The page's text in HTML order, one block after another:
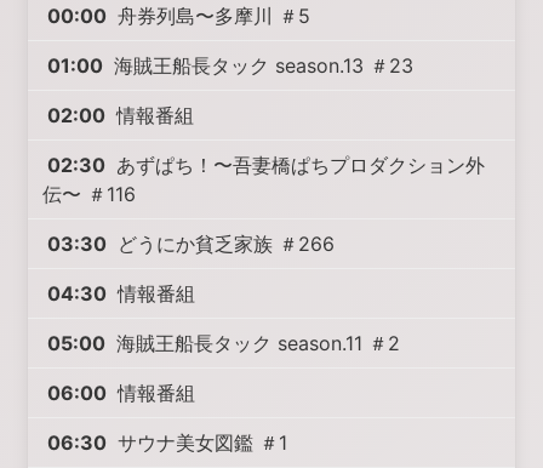
00:00 舟券列島〜多摩川 ＃5
01:00 海賊王船長タック season.13 ＃23
02:00 情報番組
02:30 あずぱち！〜吾妻橋ぱちプロダクション外
伝〜 ＃116
03:30 どうにか貧乏家族 ＃266
04:30 情報番組
05:00 海賊王船長タック season.11 ＃2
06:00 情報番組
06:30 サウナ美女図鑑 ＃1